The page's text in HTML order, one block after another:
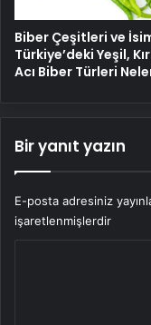
Biber Çeşitleri ve
Türkiye’deki Yeşil,
Acı Biber Türleri
Bir yanıt yazın
E-posta adresiniz
işaretlenmişlerdir